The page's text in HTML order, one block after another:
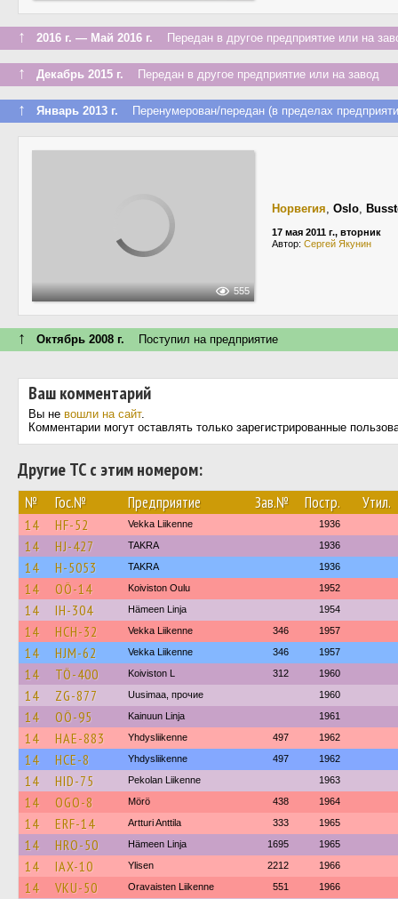
↑ 2016 г. — Май 2016 г. Передан в другое предприятие или на
↑ Декабрь 2015 г. Передан в другое предприятие или на завод
↑ Январь 2013 г. Перенумерован/передан (в пределах
555
Норвегия, Oslo,
17 мая 2011 г., вторник
Автор: Сергей Якунин
↑ Октябрь 2008 г. Поступил на предприятие
Ваш комментарий
Вы не вошли на сайт.
Комментарии могут оставлять только зарегистрированные
Другие ТС с этим номером:
№ Гос.№ Предприятие Зав.№ Постр. Утил.
14 HF-52 Vekka Liikenne 1936
14 HJ-427 TAKRA 1936
14 H-5053 TAKRA 1936
14 OÖ-14 Koiviston Oulu 1952
14 IH-304 Hämeen Linja 1954
14 HCH-32 Vekka Liikenne 346 1957
14 HJM-62 Vekka Liikenne 346 1957
14 TÖ-400 Koiviston L 312 1960
14 ZG-877 Uusimaa, прочие 1960
14 OÖ-95 Kainuun Linja 1961
14 HAE-883 Yhdysliikenne 497 1962
14 HCE-8 Yhdysliikenne 497 1962
14 HID-75 Pekolan Liikenne 1963
14 OGO-8 Mörö 438 1964
14 ERF-14 Artturi Anttila 333 1965
14 HRO-50 Hämeen Linja 1695 1965
14 IAX-10 Ylisen 2212 1966
14 VKU-50 Oravaisten Liikenne 551 1966